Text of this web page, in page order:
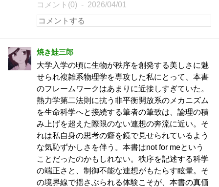
コメント(0) 2026/04/01
焼き鮭三郎
大学入学の頃に生物が秩序を創発する美しさに魅
せられ複雑系物理学を専攻した私にとって、本書
のフレームワークはあまりに近接しすぎていた。
熱力学第二法則に抗う非平衡開放系のメカニズム
を生命科学へと接続する筆者の筆致は、論理の積
み上げを超えた際限のない連想の奔流に近い。そ
れは私自身の思考の癖を鏡で見せられているよう
な気恥ずかしさを伴う。本書はnot for meという
ことだったのかもしれない。秩序を記述する科学
の端正さと、制御不能な連想がもたらす眩暈。そ
の境界線で揺さぶられる体験こそが、本書の真価